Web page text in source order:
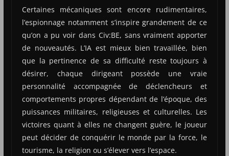
Certaines mécaniques sont encore rudimentaires,
l’espionnage notamment s’inspire grandement de ce
qu’on a pu voir dans Civ:BE, sans vraiment apporter
de nouveautés. L’IA est mieux bien travaillée, bien
que la pertinence de sa difficulté reste toujours à
désirer, chaque dirigeant possède une vraie
personnalité accompagnée de déclencheurs et
comportements propres dépendant de l’époque, des
puissances militaires, religieuses et culturelles. Les
victoires quant à elles ne changent guère, le joueur
peut décider de conquérir le monde par la force, le
tourisme, la religion ou s’élever vers l’espace.